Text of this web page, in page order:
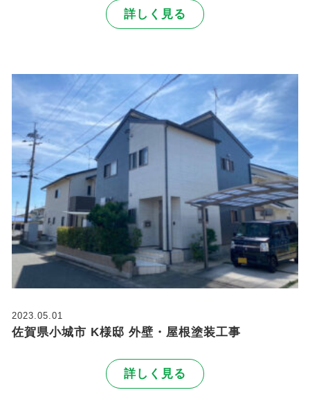
詳しく見る
2023.05.01
佐賀県小城市 K様邸 外壁・屋根塗装工事
詳しく見る